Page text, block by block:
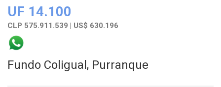
UF 14.100
CLP 575.911.539 | US$ 630.196
Fundo Coligual, Purranque